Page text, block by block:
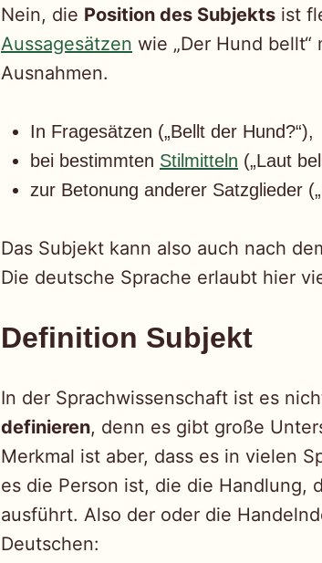
Nein, die Position des Subjekts ist
Aussagesätzen wie „Der Hund
Ausnahmen.
In Fragesätzen („Bellt der Hund?“),
bei bestimmten Stilmitteln („Laut
zur Betonung anderer Satzglieder
Das Subjekt kann also auch nach
Die deutsche Sprache erlaubt hier
Definition Subjekt
In der Sprachwissenschaft ist es
definieren, denn es gibt große
Merkmal ist aber, dass es in vielen
es die Person ist, die die Handlung,
ausführt. Also der oder die
Deutschen: